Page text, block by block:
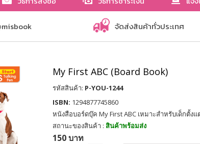
จัดส่งสินค้าทั่วประเทศ
My First ABC (Board Book)
รหัสสินค้า: P-YOU-1244
ISBN: 1294877745860
หนังสือบอร์ดบุ๊ค My First ABC เหมาะสำหรับเด็กตั้งแ
สถานะของสินค้า : สินค้าพร้อมส่ง
150 บาท